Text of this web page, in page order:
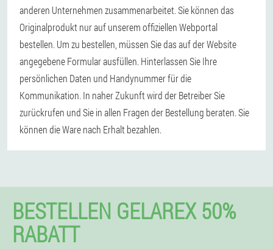
anderen Unternehmen zusammenarbeitet. Sie können das
Originalprodukt nur auf unserem offiziellen Webportal
bestellen. Um zu bestellen, müssen Sie das auf der Website
angegebene Formular ausfüllen. Hinterlassen Sie Ihre
persönlichen Daten und Handynummer für die
Kommunikation. In naher Zukunft wird der Betreiber Sie
zurückrufen und Sie in allen Fragen der Bestellung beraten. Sie
können die Ware nach Erhalt bezahlen.
BESTELLEN GELAREX 50%
RABATT